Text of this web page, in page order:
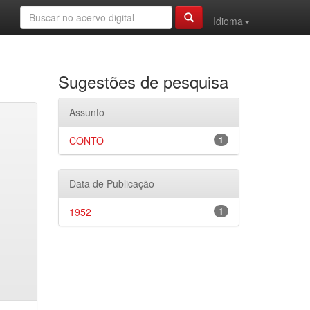
Idioma
Sugestões de pesquisa
Assunto
1
CONTO
Data de Publicação
1
1952